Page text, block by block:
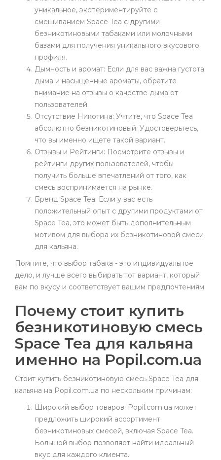
уникальное, экспериментируйте с
смешиванием Space Tea с другими
безникотиновыми табаками или молочными
базами для получения уникального вкусового
профиля.
Дымность и аромат: Если для вас важна густота
дыма и насыщенные ароматы, обратите
внимание на отзывы о качестве дыма от
пользователей.
Отсутствие Никотина: Учтите, что Space Tea
абсолютно безникотиновый. Удостоверьтесь,
что вы именно ищете такой вариант.
Отзывы и Рейтинги: Посмотрите отзывы и
рейтинги других пользователей, чтобы
получить больше впечатлений от того, как
смесь воспринимается на рынке.
Бренд Space Tea: Если у вас есть
положительный опыт с другими продуктами от
Space Tea, это может быть дополнительным
мотивом для выбора их безникотиновой смеси
для кальяна.
Помните, что выбор табака - это индивидуальное
дело, и лучше всего выбирать тот вариант, который
вам по вкусу и соответствует вашим предпочтениям.
Почему стоит купить
безникотиновую смесь
Space Tea для кальяна
именно на Popil.com.ua
Стоит купить безникотиновую смесь Space Tea для
кальяна на Popil.com.ua по нескольким причинам:
Широкий выбор товаров: Popil.com.ua может
предложить широкий ассортимент
безникотиновых смесей, включая Space Tea.
Большой выбор позволяет найти идеальный
вкус для каждого клиента.